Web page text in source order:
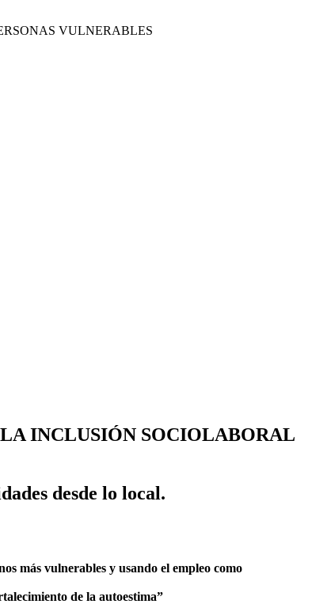
VULNERABLES
INCLUSIÓN SOCIOLABORAL
desde lo local.
más vulnerables y usando el empleo como
de la autoestima”